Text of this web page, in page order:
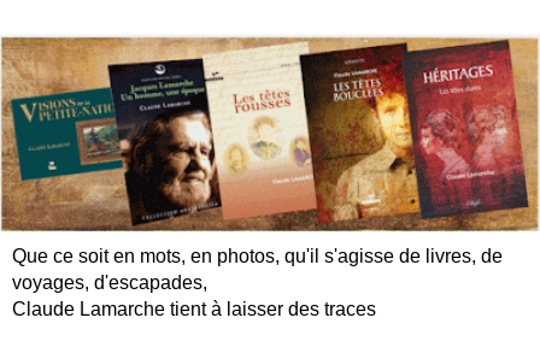
Que ce soit en mots, en photos, qu'il s'agisse de livres, de
voyages, d'escapades,
Claude Lamarche tient à laisser des traces